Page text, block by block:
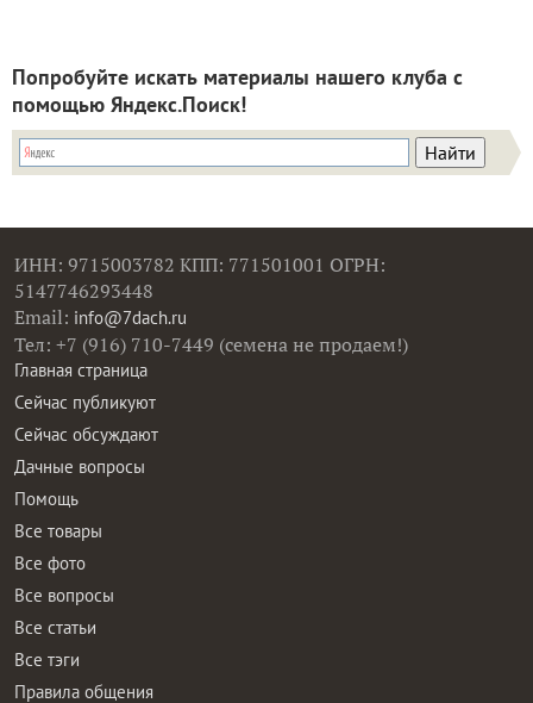
Попробуйте искать материалы нашего клуба с
помощью Яндекс.Поиск!
ИНН: 9715003782 КПП: 771501001 ОГРН:
5147746293448
Email: info@7dach.ru
Тел: +7 (916) 710-7449 (семена не продаем!)
Главная страница
Сейчас публикуют
Сейчас обсуждают
Дачные вопросы
Помощь
Все товары
Все фото
Все вопросы
Все статьи
Все тэги
Правила общения